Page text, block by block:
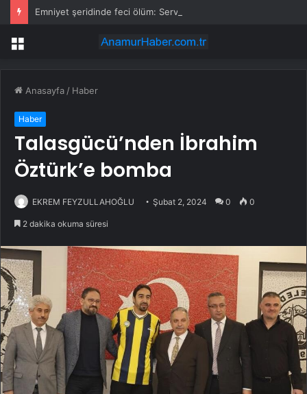
Menü
Anasayfa / Haber
Haber
Talasgücü’nden İbrahim
Öztürk’e bomba
EKREM FEYZULLAHOĞLU Şubat 2, 2024 0 0
2 dakika okuma süresi